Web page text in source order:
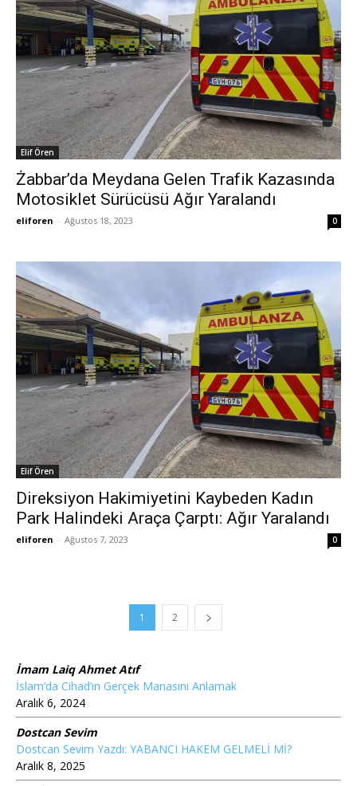
Elif Ören
Żabbar’da Meydana Gelen Trafik Kazasında
Motosiklet Sürücüsü Ağır Yaralandı
eliforen - Ağustos 18, 2023 0
Elif Ören
Direksiyon Hakimiyetini Kaybeden Kadın
Park Halindeki Araça Çarptı: Ağır Yaralandı
eliforen - Ağustos 7, 2023 0
1 2
İmam Laiq Ahmet Atıf
İslam’da Cihad’ın Gerçek Manasını Anlamak
Aralık 6, 2024
Dostcan Sevim
Dostcan Sevim Yazdı: YABANCI HAKEM GELMELİ Mİ?
Aralık 8, 2025